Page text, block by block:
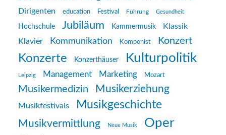
Dirigenten education Festival Führung Gesundheit
Hochschule Jubiläum Kammermusik
Klassik
Klavier
Kommunikation Komponist Konzert
Konzerte Konzerthäuser Kulturpolitik
Leipzig Management Marketing Mozart
Musikermedizin Musikerziehung
Musikfestivals Musikgeschichte
Musikvermittlung Neue Musik Oper